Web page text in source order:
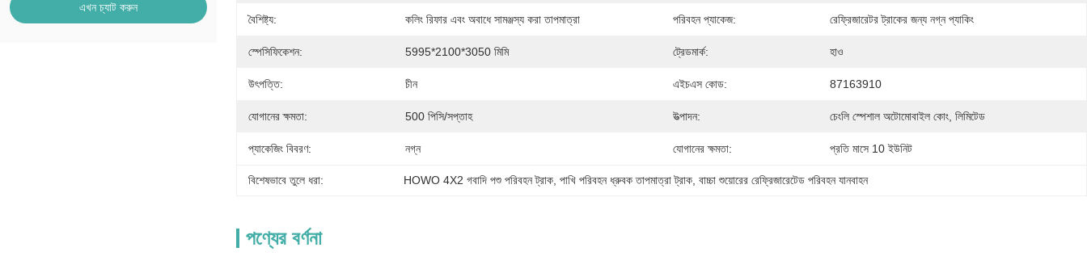
এখন চ্যাট করুন
বৈশিষ্ট্য: কলিং রিফার এবং অবাধে সামঞ্জস্য করা তাপমাত্রা পরিবহন প্যাকেজ: রেফ্রিজারেটর ট্রাকের জন্য নগ্ন প্যাকিং
স্পেসিফিকেশন: 5995*2100*3050 মিমি ট্রেডমার্ক: হাও
উৎপত্তি: চীন এইচএস কোড: 87163910
যোগানের ক্ষমতা: 500 পিসি/সপ্তাহ উত্পাদন: চেংলি স্পেশাল অটোমোবাইল কোং, লিমিটেড
প্যাকেজিং বিবরণ: নগ্ন যোগানের ক্ষমতা: প্রতি মাসে 10 ইউনিট
বিশেষভাবে তুলে ধরা: HOWO 4X2 গবাদি পশু পরিবহন ট্রাক পাখি পরিবহন ধ্রুবক তাপমাত্রা ট্রাক বাচ্চা শুয়োরের রেফ্রিজারেটেড পরিবহন যানবাহন
পণ্যের বর্ণনা